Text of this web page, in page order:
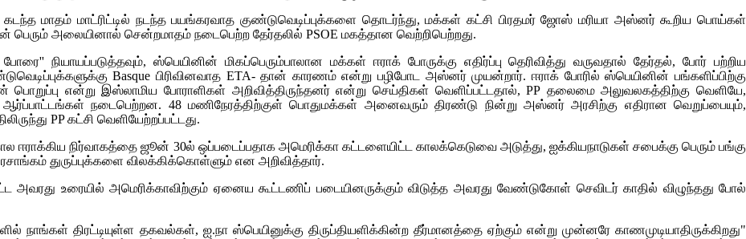
மாதம் மாட்ரிட்டில் நடந்த பயங்கரவாத குண்டுவெடிப்புக்களை தொடர்ந்து, மக்கள் கட்சி பிரதமர் ஜோஸ் மரியா அஸ்னர் கூறிய பொய்கள்
பெரும் அலையினால் சென்றமாதம் நடைபெற்ற தேர்தலில் PSOE மகத்தான வெற்றிபெற்றது.
நியாயப்படுத்தவும், ஸ்பெயினின் மிகப்பெரும்பாலான மக்கள் ஈராக் போருக்கு எதிர்ப்பு தெரிவித்து வருவதால் தேர்தல், போர் பற்றிய
Basque பிரிவினவாத ETA- தான் காரணம் என்று பழிபோட அஸ்னர் முயன்றார். ஈராக் போரில் ஸ்பெயினின் பங்களிப்பிற்கு
பொறுப்பு என்று இஸ்லாமிய போராளிகள் அறிவித்திருந்தனர் என்று செய்திகள் வெளிப்பட்டதால்,PP தலைமை அலுவலகத்திற்கு வெளியே,
நடைபெற்றன. 48 மணிநேரத்திற்குள் பொதுமக்கள் அனைவரும் திரண்டு நின்று அஸ்னர் அரசிற்கு எதிரான வெறுப்பையும்,
PPகட்சி வெளியேற்றப்பட்டது.
ஈராக்கிய நிர்வாகத்தை ஜூன் 30ல் ஒப்படைப்பதாக அமெரிக்கா கட்டளையிட்ட காலக்கெடுவை அடுத்து, ஐக்கியநாடுகள் சபைக்கு பெரும் பங்கு
துருப்புக்களை விலக்கிக்கொள்ளும் என அறிவித்தார்.
அவரது உரையில் அமெரிக்காவிற்கும் ஏனைய கூட்டணிப் படையினருக்கும் விடுத்த அவரது வேண்டுகோள் செவிடர் காதில் விழுந்தது போல்
நாங்கள் திரட்டியுள்ள தகவல்கள், ஐ.நா ஸ்பெயினுக்கு திருப்தியளிக்கின்ற தீர்மானத்தை ஏற்கும் என்று முன்னரே காணமுடியாதிருக்கிறது"